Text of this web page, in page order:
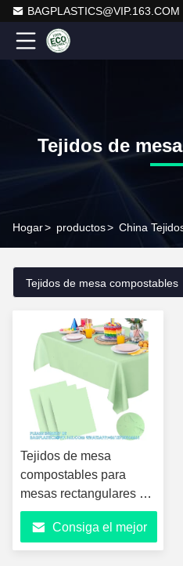
BAGPLASTICS@VIP.163.COM
Tejidos de
Hogar> productos> China
Tejidos de mesa compostables
Tejidos de mesa
compostables para
mesas rectangulares de
73'X104' Tejido de mesa
para exteriores, fiestas,
picnics, bodas verde
Consiga el mejor